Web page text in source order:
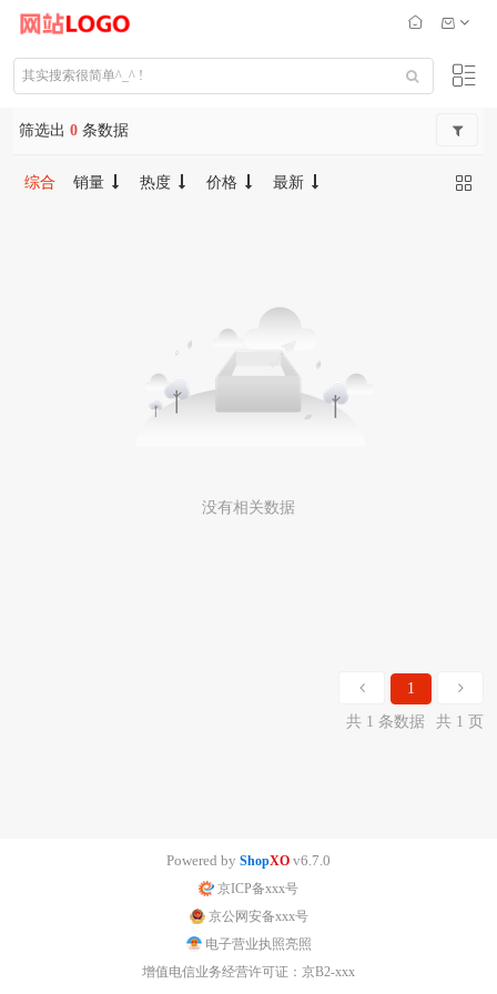
筛选出 0 条数据
综合 销量 热度 价格 最新
没有相关数据
1
共 1 条数据
共 1 页
Powered by ShopXO v6.7.0
京ICP备xxx号
京公网安备xxx号
电子营业执照亮照
增值电信业务经营许可证：京B2-xxx